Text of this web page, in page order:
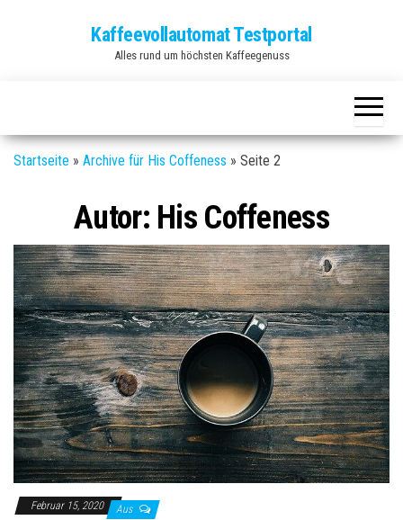
Kaffeevollautomat Testportal
Alles rund um höchsten Kaffeegenuss
Startseite » Archive für His Coffeness » Seite 2
Autor: His Coffeness
Februar 15, 2020 Aus